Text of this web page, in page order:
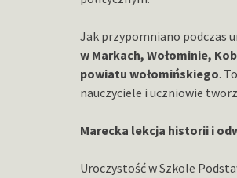
Jak przypomniano podczas
w Markach, Wołominie,
powiatu wołomińskiego.
nauczyciele i uczniowie
Marecka lekcja historii i
Uroczystość w Szkole